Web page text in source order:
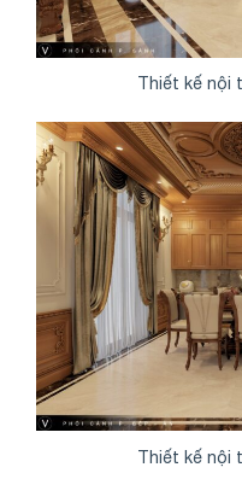
Thiết kế nội
Thiết kế nội